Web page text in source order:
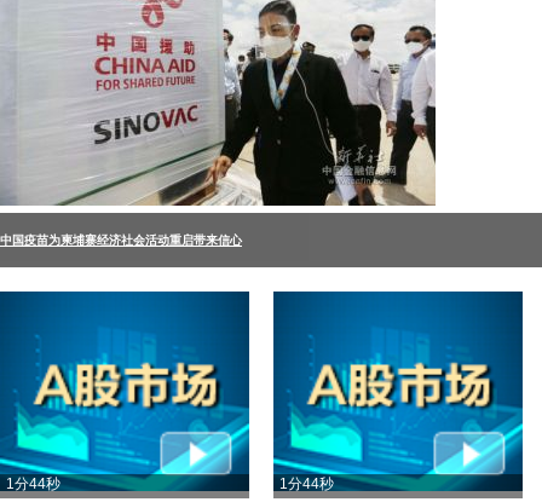
中国疫苗为柬埔寨经济社会活动重启带来信心
1分44秒
1分44秒